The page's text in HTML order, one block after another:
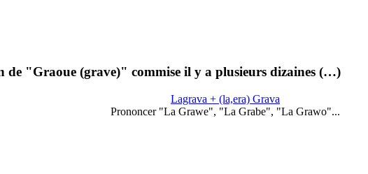
"Graoue (grave)" commise il y a plusieurs dizaines (…)
Lagrava + (la,era) Grava
Prononcer "La Grawe", "La Grabe", "La Grawo"...